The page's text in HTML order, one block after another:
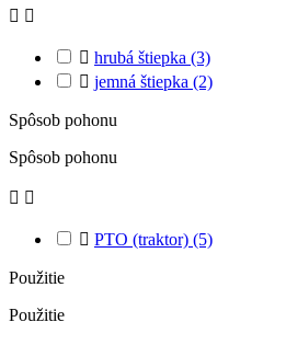
 
 hrubá štiepka (3)
 jemná štiepka (2)
Spôsob pohonu
Spôsob pohonu
 
 PTO (traktor) (5)
Použitie
Použitie